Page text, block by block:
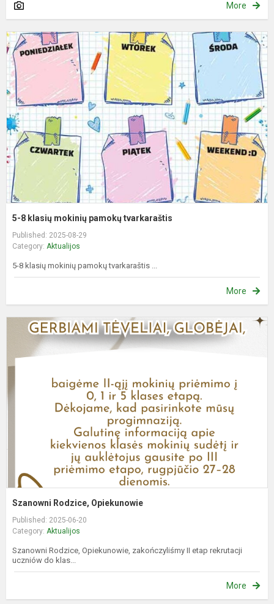
More
5-8 klasių mokinių pamokų tvarkaraštis
Published: 2025-08-29
Category: Aktualijos
5-8 klasių mokinių pamokų tvarkaraštis ...
More
Szanowni Rodzice, Opiekunowie
Published: 2025-06-20
Category: Aktualijos
Szanowni Rodzice, Opiekunowie, zakończyliśmy II etap rekrutacji
uczniów do klas...
More